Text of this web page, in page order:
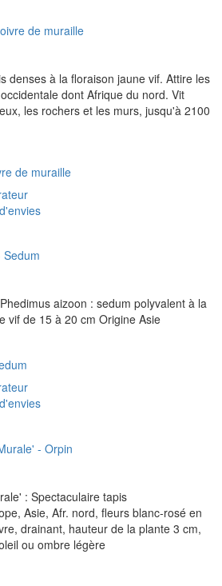
denses à la floraison jaune vif. Attire les
dont Afrique du nord. Vit
les rochers et les murs, jusqu'à 2100
de muraille
aizoon : sedum polyvalent à la
vif de 15 à 20 cm Origine Asie
: Spectaculaire tapis
Asie, Afr. nord, fleurs blanc-rosé en
drainant, hauteur de la plante 3 cm,
ou ombre légère